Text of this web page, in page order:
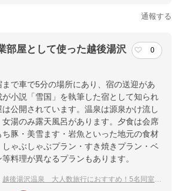
通報する
部屋として使った越後湯沢
0
で車で5分の場所にあり、宿の送迎があ
が小説「雪国」を執筆した宿として知られ
公開されています。温泉は源泉かけ流し
湯のみ露天風呂があります。夕食は会席
豚・美雪ます・岩魚といった地元の食材
ゃぶしゃぶプラン・すき焼きプラン・ベ
料理が異なるプランもあります。
越後湯沢温泉 大人数旅行におすすめ！5名同室で泊まれる温泉宿